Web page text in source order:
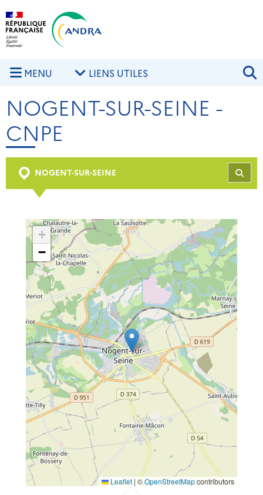
Aller au contenu principal
MENU LIENS UTILES
NOGENT-SUR-SEINE -
CNPE
NOGENT-SUR-SEINE
+
−
Leaflet | ©OpenStreetMapcontributors